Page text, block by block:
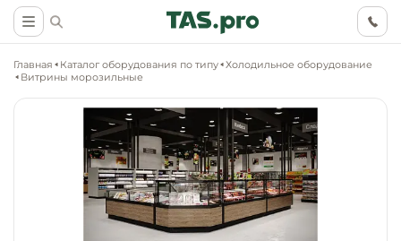
Главная Каталог оборудования по типу Холодильное оборудование
Витрины морозильные